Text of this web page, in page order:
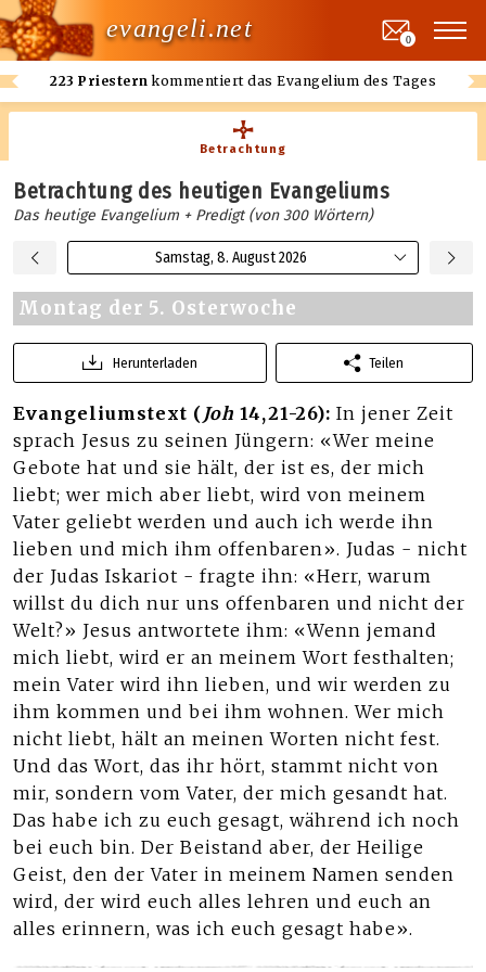
evangeli.net
223 Priestern kommentiert das Evangelium des Tages
0
Betrachtung
Betrachtung des heutigen Evangeliums
Das heutige Evangelium + Predigt (von 300 Wörtern)
Samstag, 8. August 2026
Montag der 5. Osterwoche
Herunterladen Teilen
Evangeliumstext ( Joh 14,21-26): In jener Zeit
sprach Jesus zu seinen Jüngern: «Wer meine
Gebote hat und sie hält, der ist es, der mich
liebt; wer mich aber liebt, wird von meinem
Vater geliebt werden und auch ich werde ihn
lieben und mich ihm offenbaren». Judas - nicht
der Judas Iskariot - fragte ihn: «Herr, warum
willst du dich nur uns offenbaren und nicht der
Welt?» Jesus antwortete ihm: «Wenn jemand
mich liebt, wird er an meinem Wort festhalten;
mein Vater wird ihn lieben, und wir werden zu
ihm kommen und bei ihm wohnen. Wer mich
nicht liebt, hält an meinen Worten nicht fest.
Und das Wort, das ihr hört, stammt nicht von
mir, sondern vom Vater, der mich gesandt hat.
Das habe ich zu euch gesagt, während ich noch
bei euch bin. Der Beistand aber, der Heilige
Geist, den der Vater in meinem Namen senden
wird, der wird euch alles lehren und euch an
alles erinnern, was ich euch gesagt habe».